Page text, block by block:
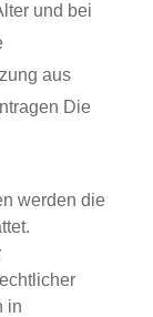
und bei
aus
Die
werden die
in